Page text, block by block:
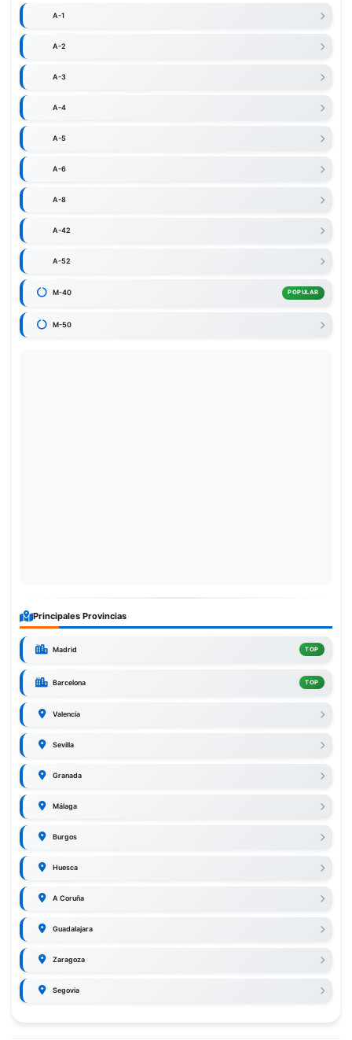
A-1
A-2
A-3
A-4
A-5
A-6
A-8
A-42
A-52
M-40 POPULAR
M-50
Principales Provincias
Madrid TOP
Barcelona TOP
Valencia
Sevilla
Granada
Málaga
Burgos
Huesca
A Coruña
Guadalajara
Zaragoza
Segovia